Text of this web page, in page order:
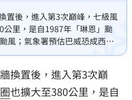
置後，進入第3次巔峰，七級風
公里，是自1987年「琳恩」颱
風；氣象署預估巴威恐成西北
為既1963年葛樂禮颱風（半徑
圈中，而台中以北更會籠罩
簡浩正）
換置後，進入第3次巔
也擴大至380公里，是自